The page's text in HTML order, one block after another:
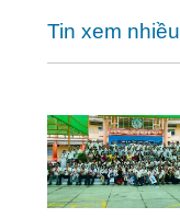
Tin xem nhiều